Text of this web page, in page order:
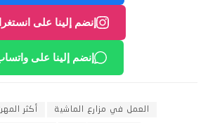
إنضم إلينا على
إنضم إلينا على
أكثر العمل في مزارع الماشية